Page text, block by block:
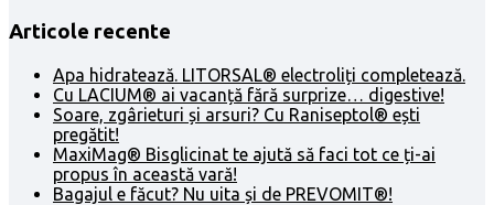
Articole recente
Apa hidratează. LITORSAL® electroliți completează.
Cu LACIUM® ai vacanță fără surprize… digestive!
Soare, zgârieturi și arsuri? Cu Raniseptol® ești
pregătit!
MaxiMag® Bisglicinat te ajută să faci tot ce ți-ai
propus în această vară!
Bagajul e făcut? Nu uita și de PREVOMIT®!